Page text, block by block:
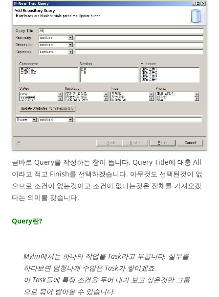
곧바로 Query를 작성하는 창이 뜹니다. Query Title에 대충 All
이라고 적고 Finish를 선택하겠습니다. 아무것도 선택된것이 없
으므로 조건이 없는것이고 조건이 없다는것은 전체를 가져오겠
다는 의미를 갖습니다.
Query란?
Mylin에서는 하나의 작업을 Task라고 부릅니다. 실무를
하다보면 엄청나게 수많은 Task가 쌓이겠죠.
이 Task들에 특정 조건을 두어 내가 보고 싶은것만 그룹
으로 묶어 받아볼 수 있습니다.